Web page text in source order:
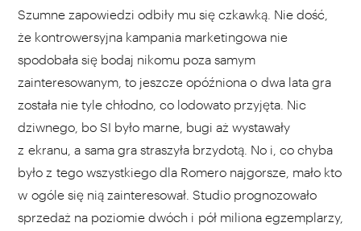
Szumne zapowiedzi odbiły mu się czkawką. Nie dość,
że kontrowersyjna kampania marketingowa nie
spodobała się bodaj nikomu poza samym
zainteresowanym, to jeszcze opóźniona o dwa lata gra
została nie tyle chłodno, co lodowato przyjęta. Nic
dziwnego, bo SI było marne, bugi aż wystawały
z ekranu, a sama gra straszyła brzydotą. No i, co chyba
było z tego wszystkiego dla Romero najgorsze, mało kto
w ogóle się nią zainteresował. Studio prognozowało
sprzedaż na poziomie dwóch i pół miliona egzemplarzy,